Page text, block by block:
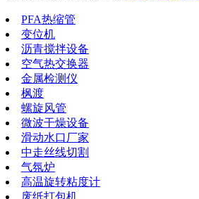
PFA热缩管
变位机
沥青搅拌设备
空气热交换器
金属检测仪
枫渡
螺旋风管
微波干燥设备
滑动水口厂家
中走丝线切割
气氛炉
高温旋转粘度计
废纸打包机